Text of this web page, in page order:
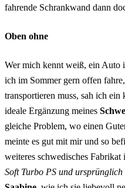
fahrende Schrankwand dann
Oben ohne
Wer mich kennt weiß, ein Auto
ich im Sommer gern offen
transportieren muss, sah ich ein
ideale Ergänzung meines
gleiche Problem, wo einen
meinte es gut mit mir und so
weiteres schwedisches Fabrikat
Soft Turbo PS und